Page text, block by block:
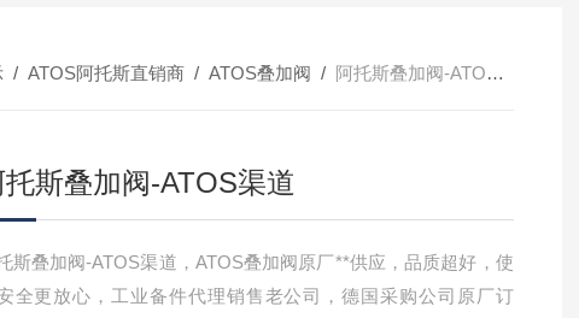
/ ATOS阿托斯直销商/ ATOS叠加阀 / 阿托斯叠加阀-ATOS渠道
托斯叠加阀-ATOS渠道
斯叠加阀-ATOS渠道，ATOS叠加阀原厂**供应，品质超好，使
全更放心，工业备件代理销售老公司，德国采购公司原厂订